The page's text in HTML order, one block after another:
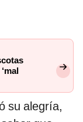
su alegría,